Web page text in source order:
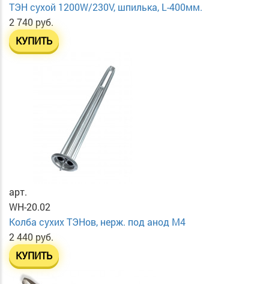
ТЭН сухой 1200W/230V, шпилька, L-400мм.
2 740 руб.
КУПИТЬ
арт.
WH-20.02
Колба сухих ТЭНов, нерж. под анод М4
2 440 руб.
КУПИТЬ